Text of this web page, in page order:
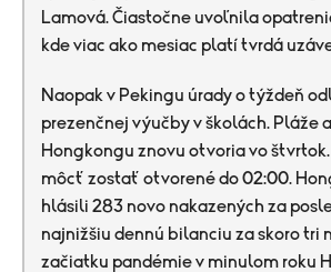
Lamová. Čiastočne uvoľnila
kde viac ako mesiac platí tvrdá
Naopak v Pekingu úrady o týždeň
prezenčnej výučby v školách. Pláže
Hongkongu znovu otvoria vo
môcť zostať otvorené do 02:00.
hlásili 283 novo nakazených za
najnižšiu dennú bilanciu za skoro tri
začiatku pandémie v minulom roku